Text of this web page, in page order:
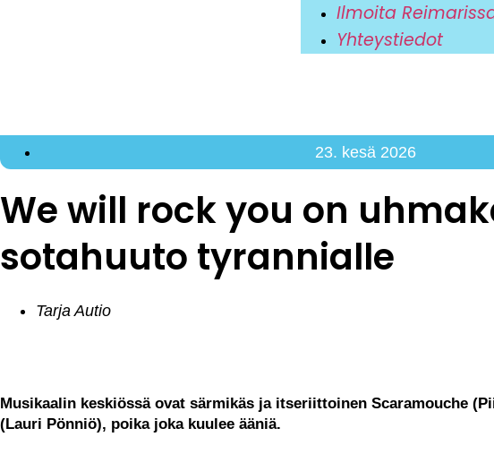
Ilmoita
Yhteystiedot
23. kesä 2026
We will rock you on
sotahuuto tyrannialle
Tarja Autio
Musikaalin keskiössä ovat särmikäs ja itseriittoinen Scaramouche
(Lauri Pönniö), poika joka kuulee ääniä.